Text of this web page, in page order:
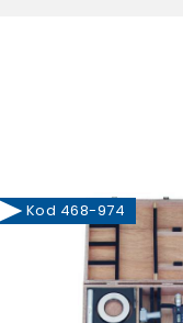
Kod 468-974